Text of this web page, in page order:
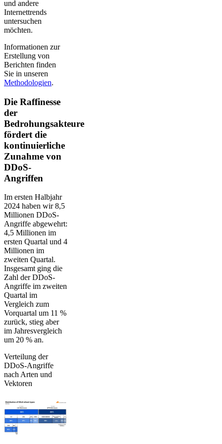
und andere
Internettrends
untersuchen
möchten.
Informationen zur
Erstellung von
Berichten finden
Sie in unseren
Methodologien.
Die Raffinesse
der
Bedrohungsakteure
fördert die
kontinuierliche
Zunahme von
DDoS-
Angriffen
Im ersten Halbjahr
2024 haben wir 8,5
Millionen DDoS-
Angriffe abgewehrt:
4,5 Millionen im
ersten Quartal und 4
Millionen im
zweiten Quartal.
Insgesamt ging die
Zahl der DDoS-
Angriffe im zweiten
Quartal im
Vergleich zum
Vorquartal um 11 %
zurück, stieg aber
im Jahresvergleich
um 20 % an.
Verteilung der
DDoS-Angriffe
nach Arten und
Vektoren